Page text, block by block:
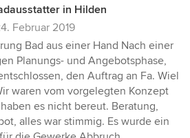
in Hilden
Februar 2019
Bad aus einer Hand Nach einer
Planungs- und Angebotsphase,
den Auftrag an Fa. Wiel
waren vom vorgelegten Konzept
es nicht bereut. Beratung,
alles war stimmig. Es wurde ein